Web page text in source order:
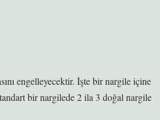
engelleyecektir. İşte bir nargile içine
bir nargilede 2 ila 3 doğal nargile